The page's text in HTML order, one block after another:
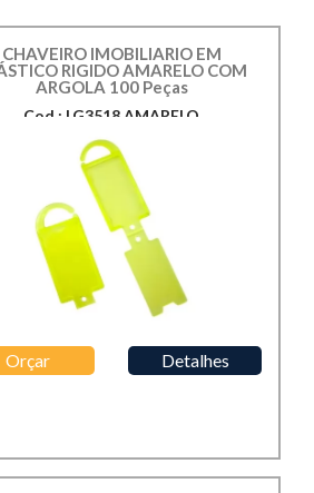
CHAVEIRO IMOBILIARIO EM
RIGIDO AMARELO COM
ARGOLA 100 Peças
Cod.: LG3518 AMARELO
Orçar Detalhes